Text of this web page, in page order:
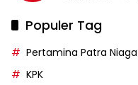
Populer Tag
Pertamina Patra Niaga
KPK